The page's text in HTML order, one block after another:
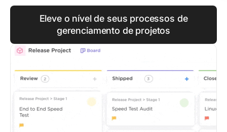
Eleve o nível de seus processos de
gerenciamento de projetos